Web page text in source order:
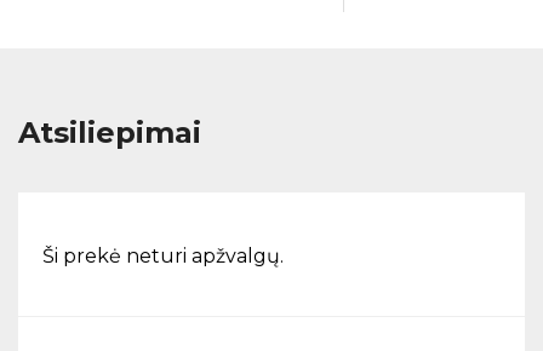
Atsiliepimai
Ši prekė neturi apžvalgų.